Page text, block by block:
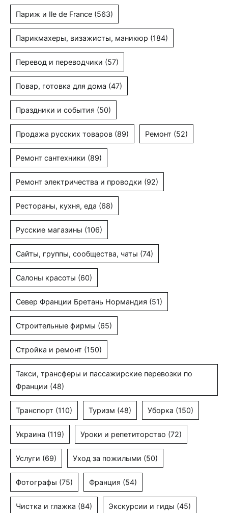
Париж и Ile de France (563)
Парикмахеры, визажисты, маникюр (184)
Перевод и переводчики (57)
Повар, готовка для дома (47)
Праздники и события (50)
Продажа русских товаров (89) Ремонт (52)
Ремонт сантехники (89)
Ремонт электричества и проводки (92)
Рестораны, кухня, еда (68)
Русские магазины (106)
Сайты, группы, сообщества, чаты (74)
Салоны красоты (60)
Север Франции Бретань Нормандия (51)
Строительные фирмы (65)
Стройка и ремонт (150)
Такси, трансферы и пассажирские перевозки по
Франции (48)
Транспорт (110) Туризм (48) Уборка (150)
Украина (119) Уроки и репетиторство (72)
Услуги (69) Уход за пожилыми (50)
Фотографы (75) Франция (54)
Чистка и глажка (84) Экскурсии и гиды (45)